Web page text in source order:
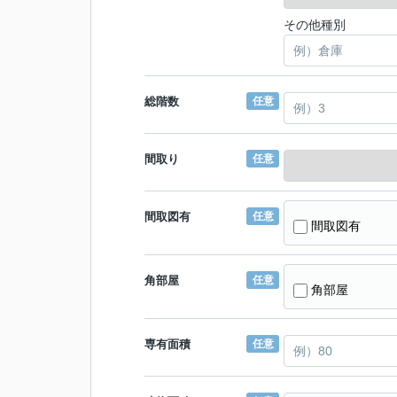
その他種別
総階数 任意
間取り 任意
間取図有 任意
間取図有
角部屋 任意
角部屋
専有面積 任意